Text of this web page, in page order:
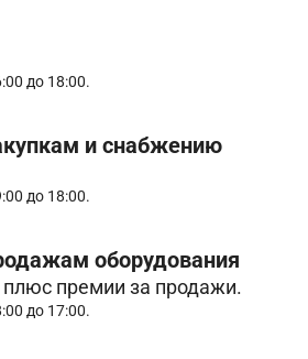
до 18:00.
и снабжению
до 18:00.
оборудования
плюс премии за продажи.
до 17:00.